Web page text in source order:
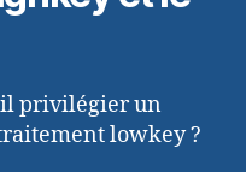
privilégier un
lowkey ?